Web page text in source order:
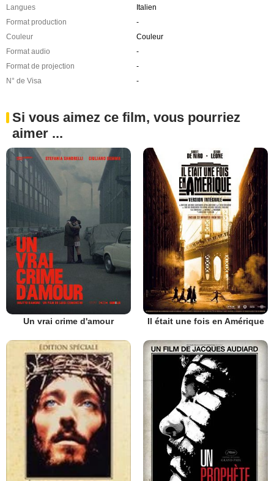
Langues
Italien
Format production
-
Couleur
Couleur
Format audio
-
Format de projection
-
N° de Visa
-
Si vous aimez ce film, vous pourriez
aimer ...
Un vrai crime d'amour Il était une fois en Amérique